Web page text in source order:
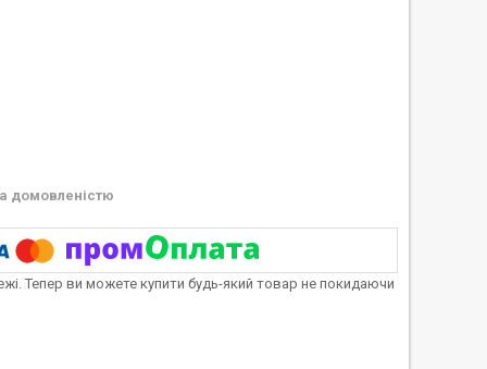
домовленістю
Тепер ви можете купити будь-який товар не покидаючи